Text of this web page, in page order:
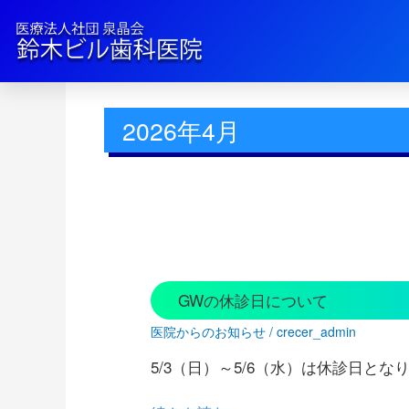
2026年4月
GWの休診日について
医院からのお知らせ /crecer_admin
5/3（日）～5/6（水）は休診日とな
GW
の
休
診
日